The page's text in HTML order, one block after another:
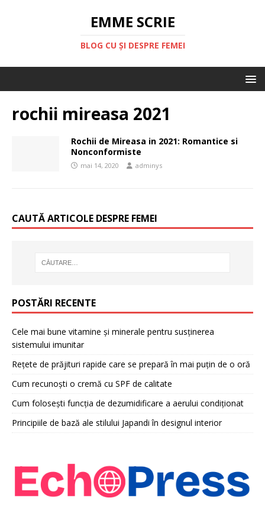
EMME SCRIE
BLOG CU ȘI DESPRE FEMEI
rochii mireasa 2021
Rochii de Mireasa in 2021: Romantice si
Nonconformiste
mai 14, 2020 adminys
CAUTĂ ARTICOLE DESPRE FEMEI
POSTĂRI RECENTE
Cele mai bune vitamine și minerale pentru susținerea
sistemului imunitar
Rețete de prăjituri rapide care se prepară în mai puțin de o oră
Cum recunoști o cremă cu SPF de calitate
Cum folosești funcția de dezumidificare a aerului condiționat
Principiile de bază ale stilului Japandi în designul interior